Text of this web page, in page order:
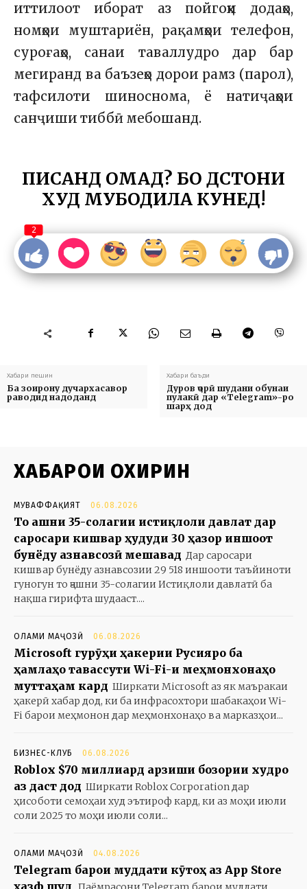
иттилоот иборат аз пойгоҳи додаҳо,
номҳои муштариён, рақамҳои телефон,
суроғаҳо, санаи таваллудро дар бар
мегиранд ва баъзеҳо дорои рамз (парол),
тафсилоти шиноснома, ё натиҷаҳои
санҷиши тиббӣ мебошанд.
ПИСАНД ОМАД? БО ДӮСТОНИ
ХУД МУБОДИЛА КУНЕД!
2
Хабари пешин
Ба зоирону дучархасавор
раводид надоданд
Хабари баъди
Дуров ҷорӣ шудани обунаи
пулакӣ дар «Telegram»-ро
шарҳ дод
ХАБАРҲОИ ОХИРИН
МУВАФФАҚИЯТ 06.08.2026
То ҷашни 35-солагии истиқлоли давлат дар
саросари кишвар ҳудуди 30 ҳазор иншоот
бунёду азнавсозӣ мешавад Дар саросари
кишвар бунёду азнавсозии 29 518 иншооти таъйиноти
гуногун то ҷашни 35-солагии Истиқлоли давлатӣ ба
нақша гирифта шудааст....
ОЛАМИ МАҶОЗӢ 06.08.2026
Microsoft гурӯҳи ҳакерии Русияро ба
ҳамлаҳо тавассути Wi-Fi-и меҳмонхонаҳо
муттаҳам кард Ширкати Microsoft аз як маъракаи
ҳакерӣ хабар дод, ки ба инфрасохтори шабакаҳои Wi-
Fi барои меҳмонон дар меҳмонхонаҳо ва марказҳои...
БИЗНЕС-КЛУБ 06.08.2026
Roblox $70 миллиард арзиши бозории худро
аз даст дод Ширкати Roblox Corporation дар
ҳисоботи семоҳаи худ эътироф кард, ки аз моҳи июли
соли 2025 то моҳи июли соли...
ОЛАМИ МАҶОЗӢ 04.08.2026
Telegram барои муддати кӯтоҳ аз App Store